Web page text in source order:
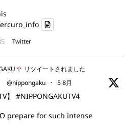
Twitter
リツイートされました
@nippongaku · 5 8月
】 #NIPPONGAKUTV4
prepare for such intense